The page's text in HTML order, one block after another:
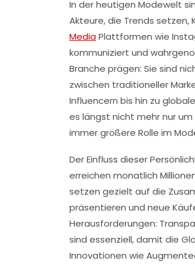
In der heutigen Modewelt
Akteure, die Trends setzen,
MediaPlattformen wie
kommuniziert und
Branche prägen: Sie sind
zwischen traditioneller
Influencern bis hin zu
es längst nicht mehr nur
immer größere Rolle im
Der Einfluss dieser
erreichen monatlich
setzen gezielt auf die
präsentieren und neue
Herausforderungen:
sind essenziell, damit die
Innovationen wie